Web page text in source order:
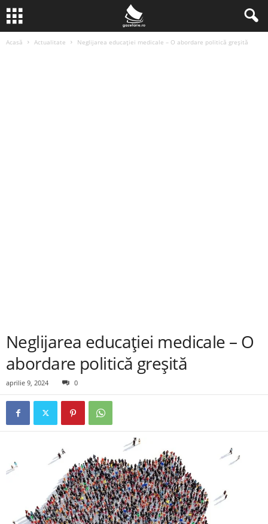
Acasă Actualitate Neglijarea educației medicale – O abordare politică greșită
Neglijarea educației medicale – O
abordare politică greșită
aprilie 9, 2024 0